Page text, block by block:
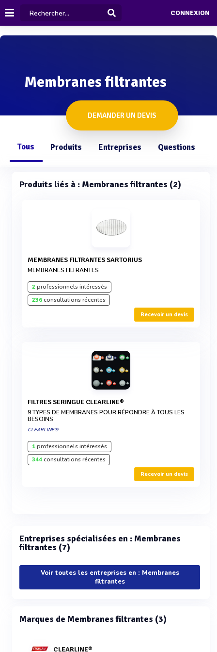
CONNEXION
Membranes filtrantes
DEMANDER UN DEVIS
Tous Produits Entreprises Questions
Produits liés à : Membranes filtrantes (2)
MEMBRANES FILTRANTES SARTORIUS
MEMBRANES FILTRANTES
2professionnels intéressés
236consultations récentes
Recevoir un devis
FILTRES SERINGUE CLEARLINE®
9 TYPES DE MEMBRANES POUR RÉPONDRE À TOUS LES
BESOINS
CLEARLINE®
1professionnels intéressés
344consultations récentes
Recevoir un devis
Entreprises spécialisées en : Membranes
filtrantes (7)
Voir toutes les entreprises en : Membranes
filtrantes
Marques de Membranes filtrantes (3)
CLEARLINE®